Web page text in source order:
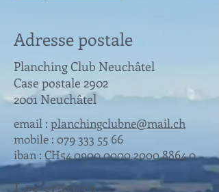
Adresse postale
Planching Club Neuchâtel
Case postale 2902
2001 Neuchâtel
email : planchingclubne@mail.ch
mobile : 079 333 55 66
iban : CH540900 0000 2000 8864 0